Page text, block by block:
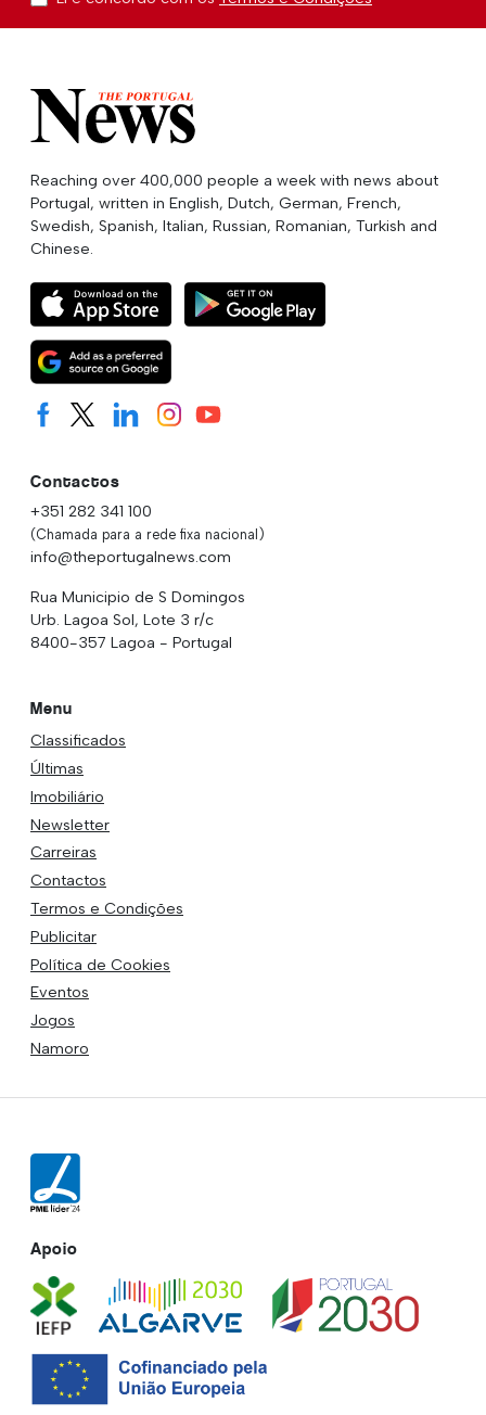
Reaching over 400,000 people a week with news about
Portugal, written in English, Dutch, German, French,
Swedish, Spanish, Italian, Russian, Romanian, Turkish and
Chinese.
Contactos
+351 282 341 100
(Chamada para a rede fixa nacional)
info@theportugalnews.com
Rua Municipio de S Domingos
Urb. Lagoa Sol, Lote 3 r/c
8400-357 Lagoa - Portugal
Menu
Classificados
Últimas
Imobiliário
Newsletter
Carreiras
Contactos
Termos e Condições
Publicitar
Política de Cookies
Eventos
Jogos
Namoro
Apoio